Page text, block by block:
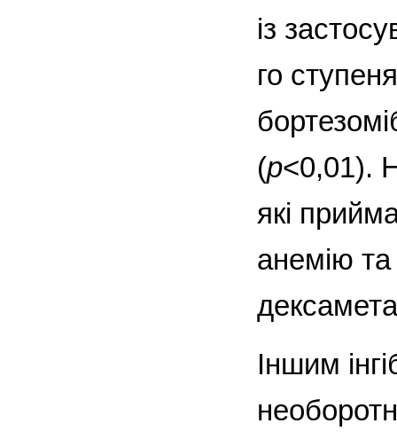
із
го
(p<0,01).
які
анемію
Іншим